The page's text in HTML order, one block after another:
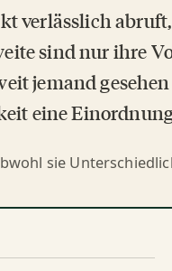
verlässlich
sind nur ihre
jemand
eine
sie